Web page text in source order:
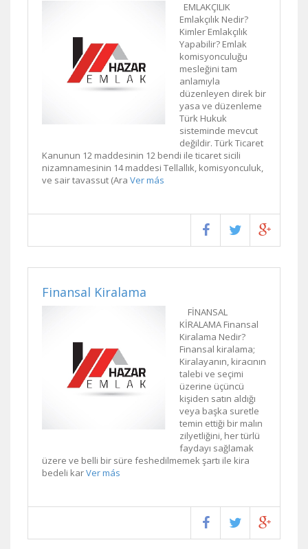
EMLAKÇILIK
Emlakçılık Nedir?
Kimler Emlakçılık
Yapabilir? Emlak
komisyonculuğu
mesleğini tam
anlamıyla
düzenleyen direk bir
yasa ve düzenleme
Türk Hukuk
sisteminde mevcut
değildir. Türk Ticaret
Kanunun 12 maddesinin 12 bendi ile ticaret sicili
nizamnamesinin 14 maddesi Tellallık, komisyonculuk,
ve sair tavassut (Ara Ver más
Finansal Kiralama
FİNANSAL
KİRALAMA Finansal
Kiralama Nedir?
Finansal kiralama;
Kiralayanın, kiracının
talebi ve seçimi
üzerine üçüncü
kişiden satın aldığı
veya başka suretle
temin ettiği bir malın
zilyetliğini, her türlü
faydayı sağlamak
üzere ve belli bir süre feshedilmemek şartı ile kira
bedeli karVer más